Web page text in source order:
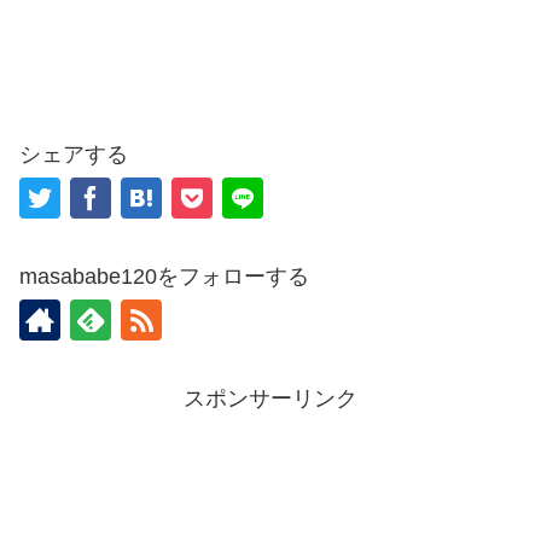
シェアする
masababe120をフォローする
スポンサーリンク